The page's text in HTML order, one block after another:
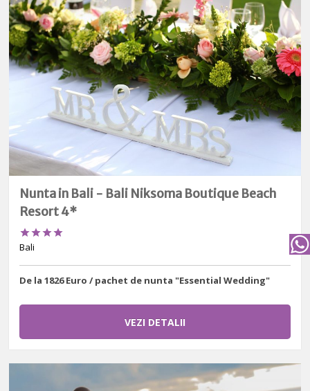
Nunta in Bali - Bali Niksoma Boutique Beach
Resort 4*

Bali
De la 1826 Euro / pachet de nunta "Essential Wedding"
VEZI DETALII